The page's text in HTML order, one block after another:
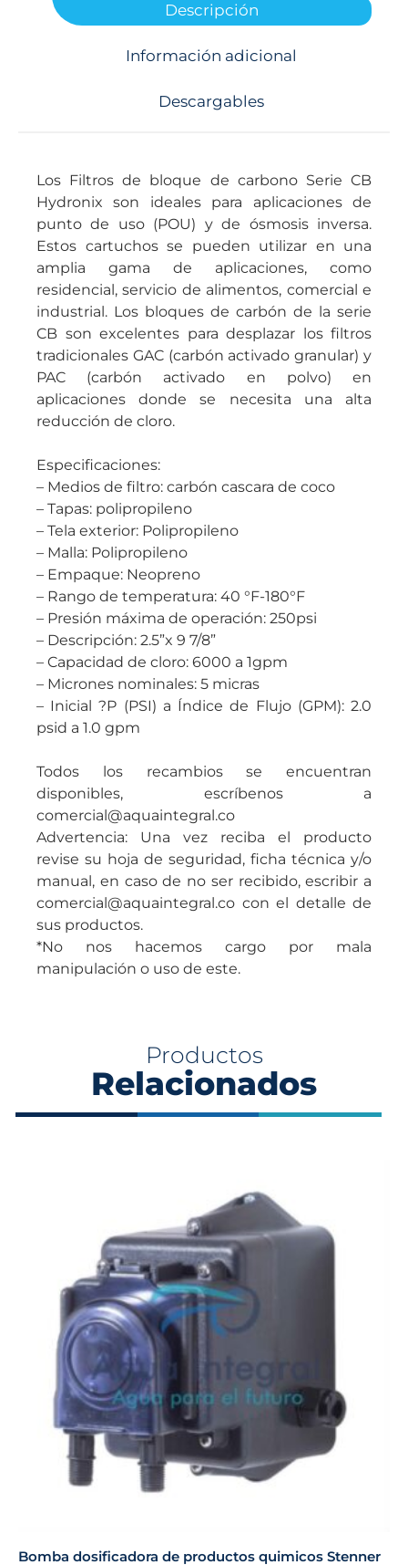
Descripción
Información adicional
Descargables
Los Filtros de bloque de carbono Serie CB
Hydronix son ideales para aplicaciones de
punto de uso (POU) y de ósmosis inversa.
Estos cartuchos se pueden utilizar en una
amplia gama de aplicaciones, como
residencial, servicio de alimentos, comercial e
industrial. Los bloques de carbón de la serie
CB son excelentes para desplazar los filtros
tradicionales GAC (carbón activado granular) y
PAC (carbón activado en polvo) en
aplicaciones donde se necesita una alta
reducción de cloro.
Especificaciones:
– Medios de filtro: carbón cascara de coco
– Tapas: polipropileno
– Tela exterior: Polipropileno
– Malla: Polipropileno
– Empaque: Neopreno
– Rango de temperatura: 40 °F-180°F
– Presión máxima de operación: 250psi
– Descripción: 2.5”x 9 7/8”
– Capacidad de cloro: 6000 a 1gpm
– Micrones nominales: 5 micras
– Inicial ?P (PSI) a Índice de Flujo (GPM): 2.0
psid a 1.0 gpm
Todos los recambios se encuentran
disponibles, escríbenos a
comercial@aquaintegral.co
Advertencia: Una vez reciba el producto
revise su hoja de seguridad, ficha técnica y/o
manual, en caso de no ser recibido, escribir a
comercial@aquaintegral.co con el detalle de
sus productos.
*No nos hacemos cargo por mala
manipulación o uso de este.
Productos
Relacionados
Bomba dosificadora de productos quimicos Stenner